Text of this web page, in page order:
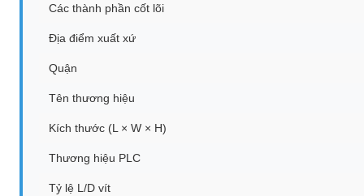
Các thành phần cốt lõi
Địa điểm xuất xứ
Quận
Tên thương hiệu
Kích thước (L × W × H)
Thương hiệu PLC
Tỷ lệ L/D vít